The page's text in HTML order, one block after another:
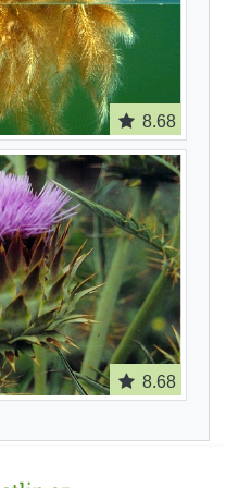
8.68
8.68